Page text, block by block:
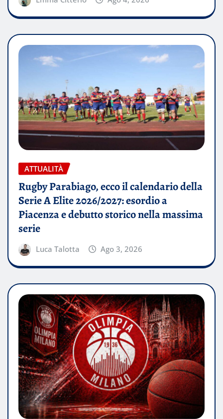
ATTUALITÀ
Rugby Parabiago, ecco il calendario della
Serie A Elite 2026/2027: esordio a
Piacenza e debutto storico nella massima
serie
Luca Talotta Ago 3, 2026